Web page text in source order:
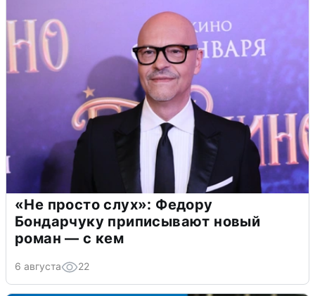
«Не просто слух»: Федору
Бондарчуку приписывают новый
роман — с кем
6 августа 22